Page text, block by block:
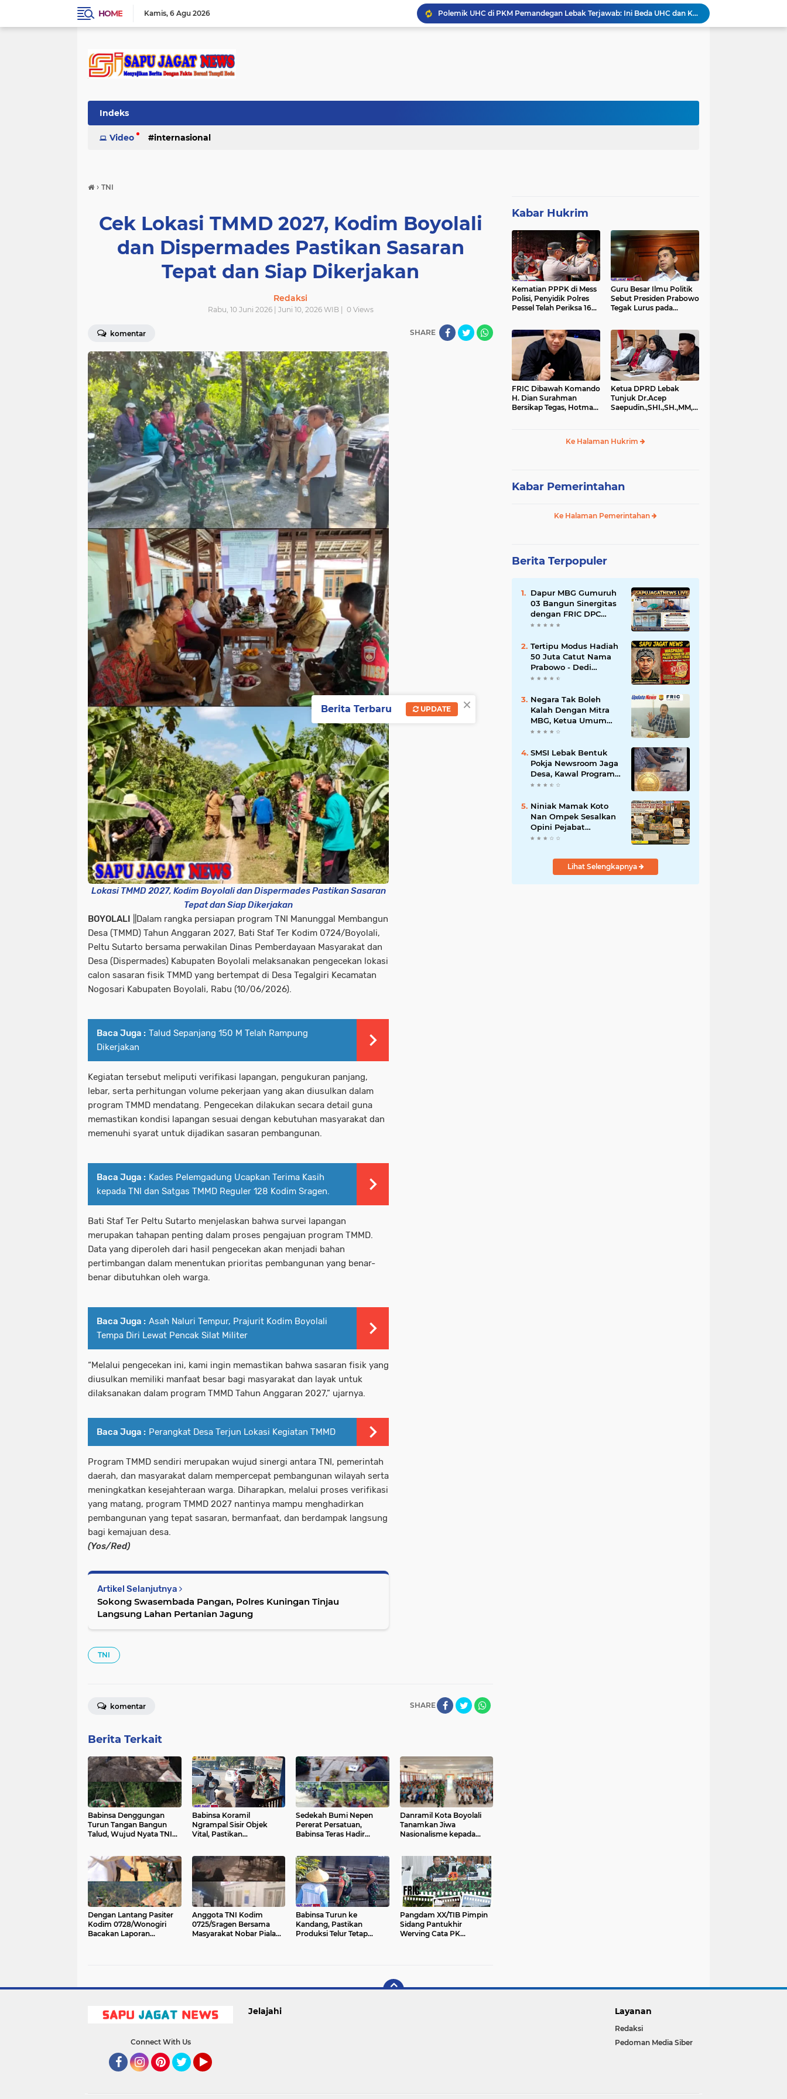
HOME Kamis 6 Agu 2026
Polemik UHC di PKM Pemandegan Lebak Terjawab: Ini Beda UHC dan Kapitasi Serta Aturan Status Aktif Versi BPJS
Sebanyak 27 Dapur MBG di Banten Masih di-Suspend BGN
KABID SD DISDIK LEBAK BUNGKAM - KETUA FRIC MINTA DIEVALUASI
Indeks
Video internasional
› TNI
Cek Lokasi TMMD 2027, Kodim Boyolali
dan Dispermades Pastikan Sasaran
Tepat dan Siap Dikerjakan
Redaksi
Rabu, 10 Juni 2026 | Juni 10, 2026 WIB | 0Views
komentar SHARE
Lokasi TMMD 2027, Kodim Boyolali dan Dispermades Pastikan Sasaran
Tepat dan Siap Dikerjakan
BOYOLALI ||Dalam rangka persiapan program TNI Manunggal Membangun
Desa (TMMD) Tahun Anggaran 2027, Bati Staf Ter Kodim 0724/Boyolali,
Peltu Sutarto bersama perwakilan Dinas Pemberdayaan Masyarakat dan
Desa (Dispermades) Kabupaten Boyolali melaksanakan pengecekan lokasi
calon sasaran fisik TMMD yang bertempat di Desa Tegalgiri Kecamatan
Nogosari Kabupaten Boyolali, Rabu (10/06/2026).
Baca Juga : Talud Sepanjang 150 M Telah Rampung
Dikerjakan
Kegiatan tersebut meliputi verifikasi lapangan, pengukuran panjang,
lebar, serta perhitungan volume pekerjaan yang akan diusulkan dalam
program TMMD mendatang. Pengecekan dilakukan secara detail guna
memastikan kondisi lapangan sesuai dengan kebutuhan masyarakat dan
memenuhi syarat untuk dijadikan sasaran pembangunan.
Baca Juga : Kades Pelemgadung Ucapkan Terima Kasih
kepada TNI dan Satgas TMMD Reguler 128 Kodim Sragen.
Bati Staf Ter Peltu Sutarto menjelaskan bahwa survei lapangan
merupakan tahapan penting dalam proses pengajuan program TMMD.
Data yang diperoleh dari hasil pengecekan akan menjadi bahan
pertimbangan dalam menentukan prioritas pembangunan yang benar-
benar dibutuhkan oleh warga.
Baca Juga : Asah Naluri Tempur, Prajurit Kodim Boyolali
Tempa Diri Lewat Pencak Silat Militer
“Melalui pengecekan ini, kami ingin memastikan bahwa sasaran fisik yang
diusulkan memiliki manfaat besar bagi masyarakat dan layak untuk
dilaksanakan dalam program TMMD Tahun Anggaran 2027,” ujarnya.
Baca Juga : Perangkat Desa Terjun Lokasi Kegiatan TMMD
Program TMMD sendiri merupakan wujud sinergi antara TNI, pemerintah
daerah, dan masyarakat dalam mempercepat pembangunan wilayah serta
meningkatkan kesejahteraan warga. Diharapkan, melalui proses verifikasi
yang matang, program TMMD 2027 nantinya mampu menghadirkan
pembangunan yang tepat sasaran, bermanfaat, dan berdampak langsung
bagi kemajuan desa.
(Yos/Red)
Artikel Selanjutnya
Sokong Swasembada Pangan, Polres Kuningan Tinjau
Langsung Lahan Pertanian Jagung
TNI
SHARE
komentar
Berita Terkait
Babinsa Denggungan
Turun Tangan Bangun
Talud, Wujud Nyata TNI
Babinsa Koramil
Ngrampal Sisir Objek
Vital, Pastikan
Sedekah Bumi Nepen
Pererat Persatuan,
Babinsa Teras Hadir
Danramil Kota Boyolali
Tanamkan Jiwa
Nasionalisme kepada
Dengan Lantang Pasiter
Kodim 0728/Wonogiri
Bacakan Laporan
Anggota TNI Kodim
0725/Sragen Bersama
Masyarakat Nobar Piala
Babinsa Turun ke
Kandang, Pastikan
Produksi Telur Tetap
Pangdam XX/TIB Pimpin
Sidang Pantukhir
Werving Cata PK
Kabar Hukrim
Kematian PPPK di Mess
Polisi, Penyidik Polres
Pessel Telah Periksa 16
Guru Besar Ilmu Politik
Sebut Presiden Prabowo
Tegak Lurus pada
Hukum
FRIC Dibawah Komando
H. Dian Surahman
Bersikap Tegas, Hotman
Merendahkan Wartawan
Ketua DPRD Lebak
Tunjuk Dr.Acep
Saepudin.,SHI.,SH.,MM,MSi.,Sebagai
Ke Halaman Hukrim
Kabar Pemerintahan
Ke Halaman Pemerintahan
Berita Terpopuler
Dapur MBG Gumuruh
03 Bangun Sinergitas
dengan FRIC DPC
Kabupaten Lebak,
SOP BGN Pusat
Tertipu Modus Hadiah
50 Juta Catut Nama
Prabowo - Dedi
Mulyadi, Pasutri di
Lebak Rugi Rp 12 Juta
Lebih
Negara Tak Boleh
Kalah Dengan Mitra
MBG, Ketua Umum
APKLI-P: Silahkan
Kantin Sekolah
SMSI Lebak Bentuk
Pokja Newsroom Jaga
Desa, Kawal Program
Desa Agar Bisa Maju
Niniak Mamak Koto
Nan Ompek Sesalkan
Opini Pejabat
Payakumbuh Soal
Jabatan
Lihat Selengkapnya
Connect With Us
Jelajahi Layanan
Redaksi
Pedoman Media Siber
×
Berita Terbaru UPDATE